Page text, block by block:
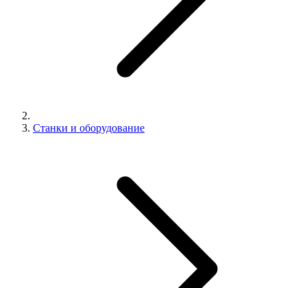
Станки и оборудование